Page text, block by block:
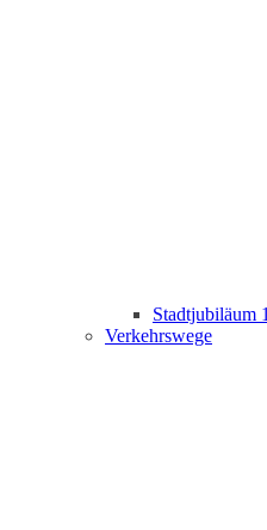
Stadtjubiläum
Verkehrswege